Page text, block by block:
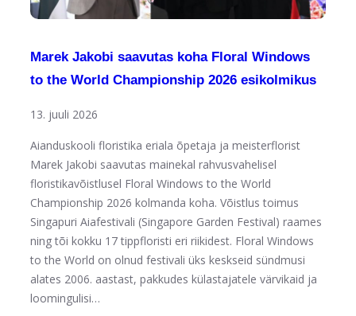
Marek Jakobi saavutas koha Floral Windows
to the World Championship 2026 esikolmikus
13. juuli 2026
Aianduskooli floristika eriala õpetaja ja meisterflorist
Marek Jakobi saavutas mainekal rahvusvahelisel
floristikavõistlusel Floral Windows to the World
Championship 2026 kolmanda koha. Võistlus toimus
Singapuri Aiafestivali (Singapore Garden Festival) raames
ning tõi kokku 17 tippfloristi eri riikidest. Floral Windows
to the World on olnud festivali üks keskseid sündmusi
alates 2006. aastast, pakkudes külastajatele värvikaid ja
loomingulisi…